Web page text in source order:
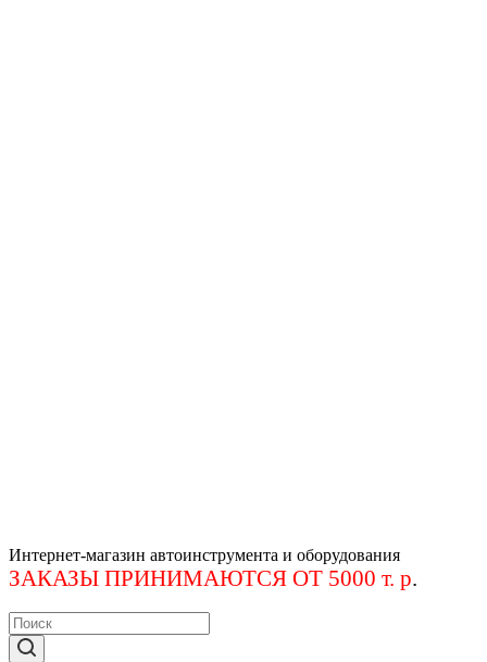
Интернет-магазин автоинструмента и оборудования
ЗАКАЗЫ ПРИНИМАЮТСЯ ОТ 5000 т. р.